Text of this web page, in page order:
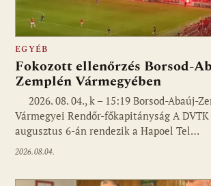
EGYÉB
Fokozott ellenőrzés Borsod-
Zemplén Vármegyében
2026. 08. 04., k – 15:19 Borsod-Abaúj-
Vármegyei Rendőr-főkapitányság A
augusztus 6-án rendezik a Hapoel Tel…
2026.08.04.